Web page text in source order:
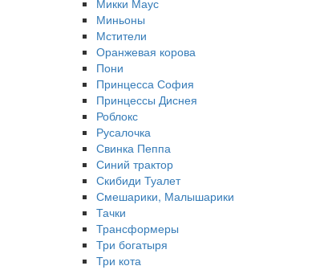
Микки Маус
Миньоны
Мстители
Оранжевая корова
Пони
Принцесса София
Принцессы Диснея
Роблокс
Русалочка
Свинка Пеппа
Синий трактор
Скибиди Туалет
Смешарики, Малышарики
Тачки
Трансформеры
Три богатыря
Три кота